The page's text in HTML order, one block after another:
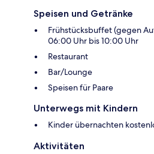
Speisen und Getränke
Frühstücksbuffet (gegen
06:00 Uhr bis 10:00 Uhr
Restaurant
Bar/Lounge
Speisen für Paare
Unterwegs mit Kindern
Kinder übernachten
Aktivitäten